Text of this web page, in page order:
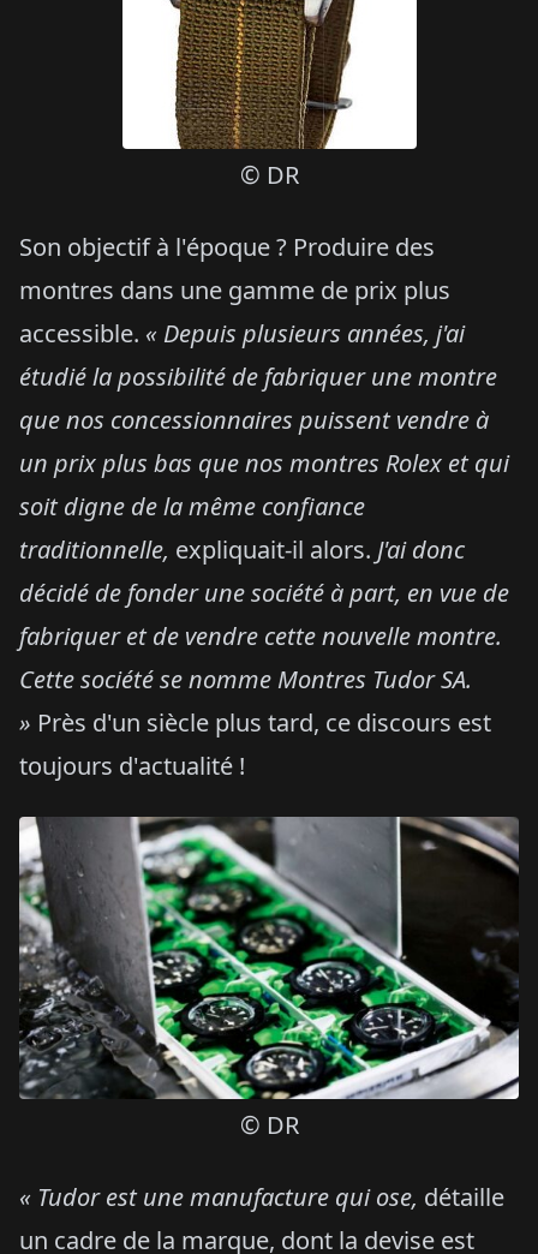
© DR
Son objectif à l'époque ? Produire des
montres dans une gamme de prix plus
accessible. « Depuis plusieurs années, j'ai
étudié la possibilité de fabriquer une montre
que nos concessionnaires puissent vendre à
un prix plus bas que nos montres Rolex et qui
soit digne de la même confiance
traditionnelle, expliquait-il alors. J'ai donc
décidé de fonder une société à part, en vue de
fabriquer et de vendre cette nouvelle montre.
Cette société se nomme Montres Tudor SA.
» Près d'un siècle plus tard, ce discours est
toujours d'actualité !
© DR
« Tudor est une manufacture qui ose, détaille
un cadre de la marque, dont la devise est